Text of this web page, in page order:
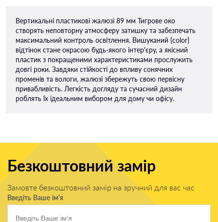
Вертикальні пластикові жалюзі 89 мм Тигрове око
створять неповторну атмосферу затишку та забезпечать
максимальний контроль освітлення. Вишуканий {color}
відтінок стане окрасою будь-якого інтер'єру, а якісний
пластик з покращеними характеристиками прослужить
довгі роки. Завдяки стійкості до впливу сонячних
променів та вологи, жалюзі збережуть свою первісну
привабливість. Легкість догляду та сучасний дизайн
роблять їх ідеальним вибором для дому чи офісу.
Безкоштовний замір
Замовте безкоштовний замір на зручний для вас час
Введіть Ваше ім'я